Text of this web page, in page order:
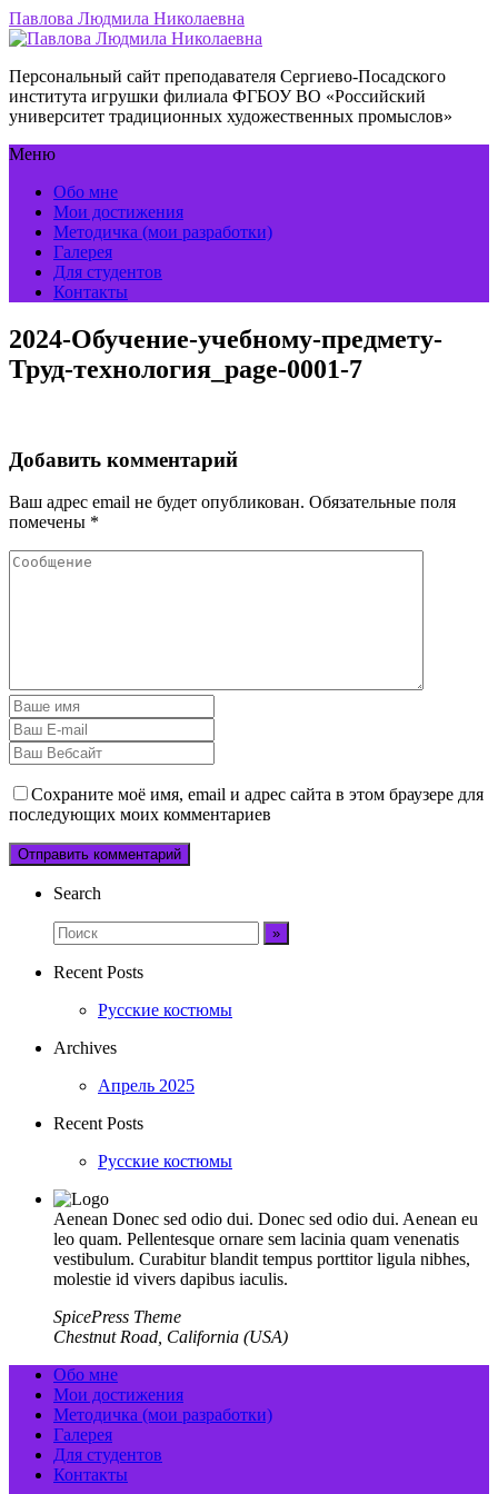
Павлова Людмила Николаевна
Персональный сайт преподавателя Сергиево-Посадского
института игрушки филиала ФГБОУ ВО «Российский
университет традиционных художественных промыслов»
Меню
Обо мне
Мои достижения
Методичка (мои разработки)
Галерея
Для студентов
Контакты
2024-Обучение-учебному-предмету-
Труд-технология_page-0001-7
Добавить комментарий
Ваш адрес email не будет опубликован. Обязательные поля
помечены *
Сохраните моё имя, email и адрес сайта в этом браузере для
последующих моих комментариев
Search
Recent Posts
Русские костюмы
Archives
Апрель 2025
Recent Posts
Русские костюмы
Aenean Donec sed odio dui. Donec sed odio dui. Aenean eu
leo quam. Pellentesque ornare sem lacinia quam venenatis
vestibulum. Curabitur blandit tempus porttitor ligula nibhes,
molestie id vivers dapibus iaculis.
SpicePress Theme
Chestnut Road, California (USA)
Обо мне
Мои достижения
Методичка (мои разработки)
Галерея
Для студентов
Контакты